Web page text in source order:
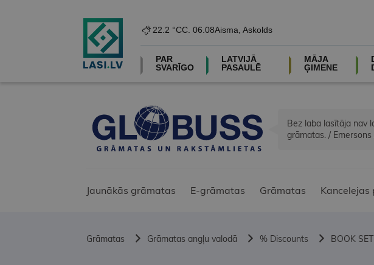
22.2 °CC. 06.08Aisma, Askolds
PAR
SVARĪGO
LATVIJĀ
PASAULĒ
MĀJA
ĢIMENE
Bez laba lasītāja nav
grāmatas. / Emersons
Jaunākās grāmatas E-grāmatas Grāmatas Kancelejas
Grāmatas Grāmatas angļu valodā % Discounts BOOK